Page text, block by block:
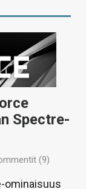
Spectre-
(9)
ominaisuus